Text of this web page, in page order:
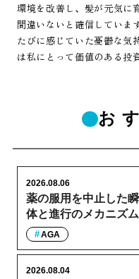
環境を改善し、髪が元気に
間違いないと確信していま
たびに感じていた憂鬱な気
は私にとって価値のある投
お
薬の服用を中止した
体と進行のメカニズム
2026.08.06
AGA
2026.08.04